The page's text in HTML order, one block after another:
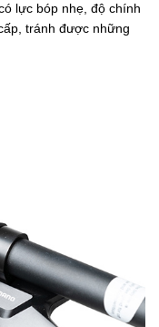
lực bóp nhẹ, độ chính
tránh được những